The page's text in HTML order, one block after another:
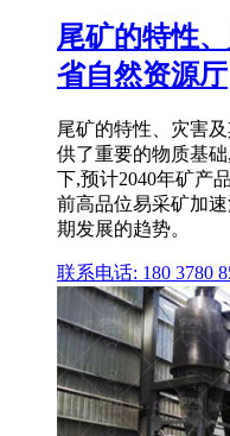
尾矿的特性
省自然资源厅
尾矿的特性、灾害
供了重要的物质基
下,预计2040年矿产
前高品位易采矿加
期发展的趋势。
联系电话: 180 3780